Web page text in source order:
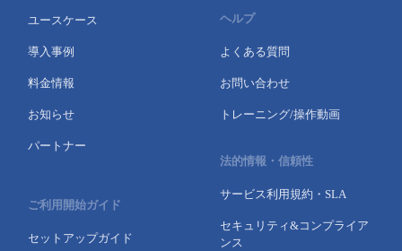
ユースケース
導入事例
料金情報
お知らせ
パートナー
ご利用開始ガイド
セットアップガイド
ヘルプ
よくある質問
お問い合わせ
トレーニング/操作動画
法的情報・信頼性
サービス利用規約・SLA
セキュリティ&コンプライア
ンス